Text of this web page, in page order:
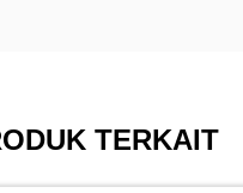
TERKAIT